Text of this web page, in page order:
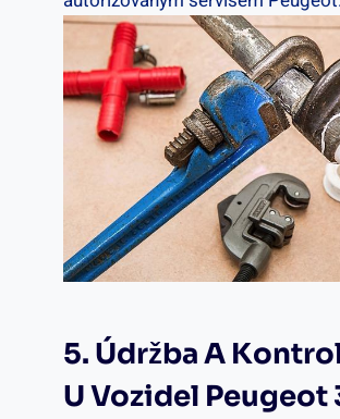
5.⁢ Údržba A
U Vozidel ⁤Peugeot